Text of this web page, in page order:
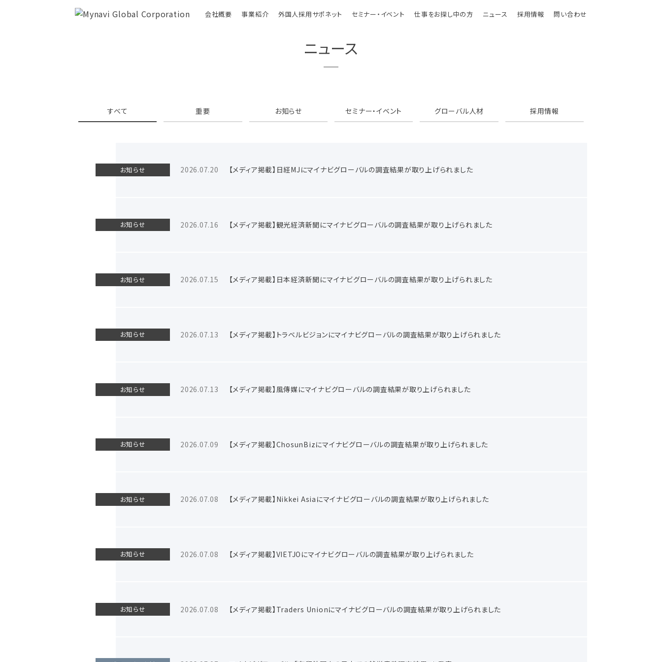
会社概要 事業紹介 外国人採用サポネット セミナー・イベント 仕事をお探し中の方 ニュース 採用情報 問い合わせ
ニュース
すべて 重要 お知らせ セミナー・イベント グローバル人材 採用情報
お知らせ 2026.07.20 【メディア掲載】日経MJにマイナビグローバルの調査結果が取り上げられました
お知らせ 2026.07.16 【メディア掲載】観光経済新聞にマイナビグローバルの調査結果が取り上げられました
お知らせ 2026.07.15 【メディア掲載】日本経済新聞にマイナビグローバルの調査結果が取り上げられました
お知らせ 2026.07.13 【メディア掲載】トラベルビジョンにマイナビグローバルの調査結果が取り上げられました
お知らせ 2026.07.13 【メディア掲載】風傳媒にマイナビグローバルの調査結果が取り上げられました
お知らせ 2026.07.09 【メディア掲載】ChosunBizにマイナビグローバルの調査結果が取り上げられました
お知らせ 2026.07.08 【メディア掲載】Nikkei Asiaにマイナビグローバルの調査結果が取り上げられました
お知らせ 2026.07.08 【メディア掲載】VIETJOにマイナビグローバルの調査結果が取り上げられました
お知らせ 2026.07.08 【メディア掲載】Traders Unionにマイナビグローバルの調査結果が取り上げられました